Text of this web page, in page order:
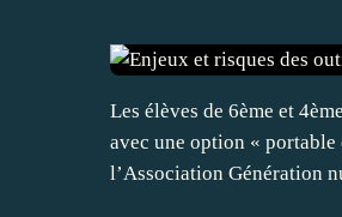
Les élèves de 6ème et
avec une option « portable
l’Association Génération